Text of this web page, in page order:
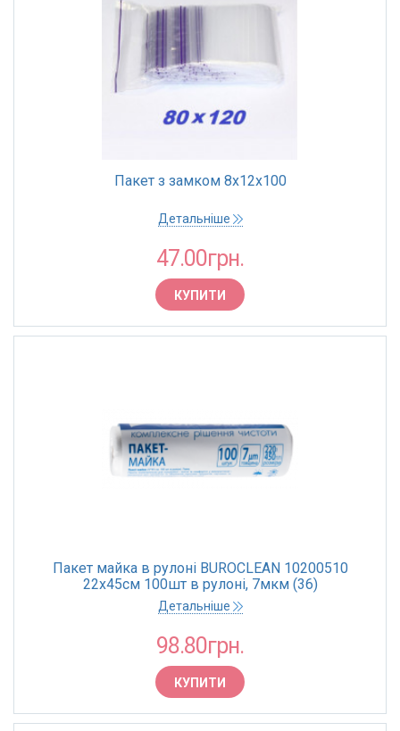
Пакет з замком 8х12х100
Детальніше
47.00грн.
КУПИТИ
Пакет майка в рулоні BUROCLEAN 10200510
22х45см 100шт в рулоні, 7мкм (36)
Детальніше
98.80грн.
КУПИТИ